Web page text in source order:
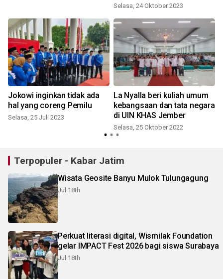
Selasa, 24 Oktober 2023
Jokowi inginkan tidak ada
hal yang coreng Pemilu
Selasa, 25 Juli 2023
La Nyalla beri kuliah umum
kebangsaan dan tata negara
di UIN KHAS Jember
Selasa, 25 Oktober 2022
Terpopuler - Kabar Jatim
Wisata Geosite Banyu Mulok Tulungagung
Jul 18th
Perkuat literasi digital, Wismilak Foundation
gelar IMPACT Fest 2026 bagi siswa Surabaya
Jul 18th